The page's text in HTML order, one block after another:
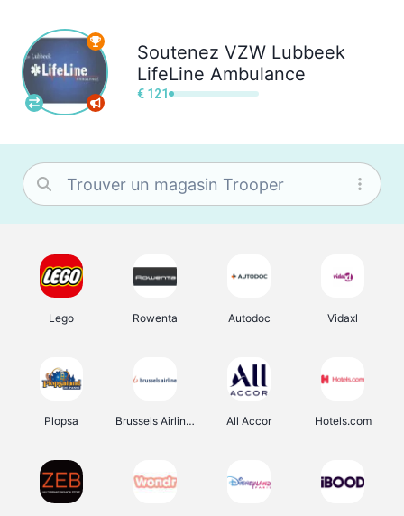
Soutenez VZW Lubbeek
LifeLine Ambulance
€ 121
Lego Rowenta Autodoc Vidaxl
Plopsa Brussels Airlines All Accor Hotels.com